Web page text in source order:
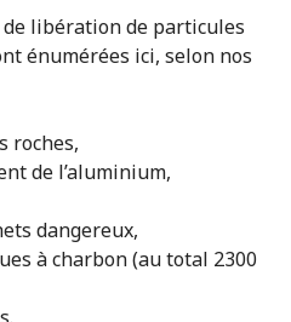
libération de particules
énumérées ici, selon nos
roches,
de l’aluminium,
dangereux,
à charbon (au total 2300